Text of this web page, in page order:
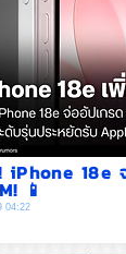
iPhone 18e
📱
04:22